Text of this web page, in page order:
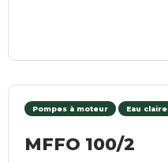
Pompes à moteur Eau claire
MFFO 100/2